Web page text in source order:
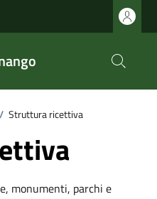
/ Struttura ricettiva
monumenti, parchi e